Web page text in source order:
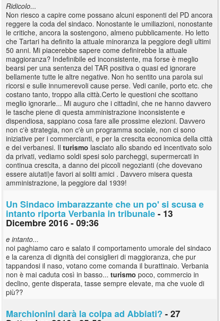
Ridicolo...
Non riesco a capire come possano alcuni esponenti del PD ancora
reggere la coda del sindaco. Nonostante le umiliazioni, nonostante
le critiche, ancora la sostengono, almeno pubblicamente. Ho letto
che Tartari ha definito la attuale minoranza la peggiore degli ultimi
50 anni. Mi piacerebbe sapere come definirebbe la attuale
maggioranza? Indefinibile ed inconsistente, ma forse è meglio
bearsi per una sentenza del TAR positiva o quasi ed ignorare
bellamente tutte le altre negative. Non ho sentito una parola sui
ricorsi e sulle innumerevoli cause perse. Vedi canile, porto etc. che
costano tanto, troppo alla città.Certo le questioni che scottano
meglio ignorarle... Mi auguro che i cittadini, che ne hanno davvero
le tasche piene di questa amministrazione inconsistente e
dispendiosa, sappiano cosa fare alle prossime elezioni. Davvero
non c'è strategia, non c'è un programma sociale, non ci sono
iniziative per i commercianti, e per la crescita economica della città
e dei verbanesi. Il turismo lasciato allo sbando ed incentivato solo
da privati, vediamo soldi spesi solo parcheggi, supermercati in
continua crescita, a danno dei piccoli negozianti (che dovevano
essere aiutati)e favori ai soliti amici . Davvero misera questa
amministrazione, la peggiore dal 1939!
Un Sindaco imbarazzante che un po' si scusa e
intanto riporta Verbania in tribunale- 13
Dicembre 2016 - 09:36
e intanto...
noi paghiamo caro e salato il comportamento umorale del sindaco
e la carenza di dignità dei consiglieri di maggioranza, che pur
tappandosi il naso, votano come comanda il burattinaio. Verbania
non è mai caduta così in basso... turismo poco, commercio in
declino, gente disperata, tasse sempre elevate, ma che vuole di
più??
Marchionini darà la colpa ad Abbiati? - 27